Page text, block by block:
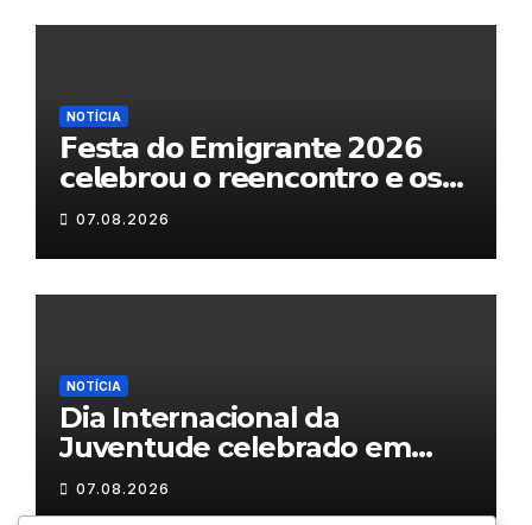
NOTÍCIA
𝗙𝗲𝘀𝘁𝗮 𝗱𝗼 𝗘𝗺𝗶𝗴𝗿𝗮𝗻𝘁𝗲 𝟮𝟬𝟮𝟲
𝗰𝗲𝗹𝗲𝗯𝗿𝗼𝘂 𝗼 𝗿𝗲𝗲𝗻𝗰𝗼𝗻𝘁𝗿𝗼 𝗲 𝗼𝘀
𝗹𝗮𝗰̧𝗼𝘀 𝗾𝘂𝗲 𝘂𝗻𝗲𝗺 𝗠𝘂𝗿𝗰̧𝗮
07.08.2026
NOTÍCIA
Dia Internacional da
Juventude celebrado em
Chaves com atividades
gratuitas
07.08.2026